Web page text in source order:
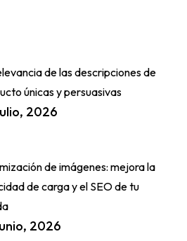
de las descripciones de
únicas y persuasivas
2026
de imágenes: mejora la
de carga y el SEO de tu
2026